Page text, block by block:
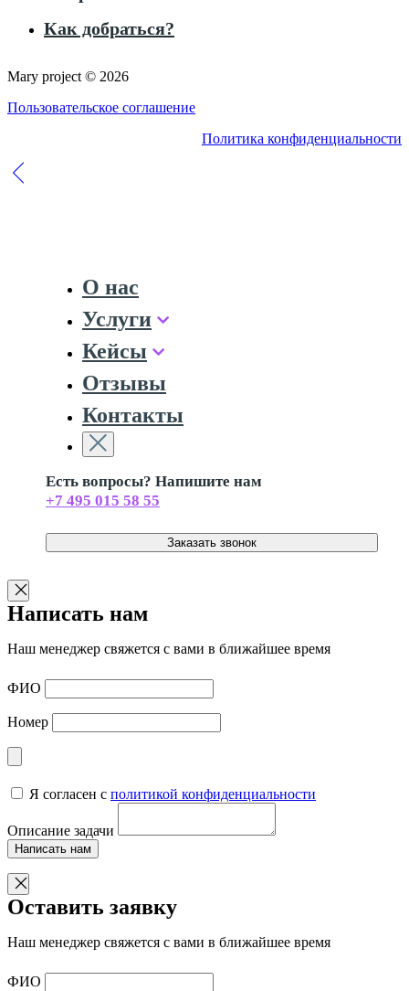
Как добраться?
Mary project © 2026
Пользовательское соглашение
Политика конфиденциальности
О нас
Услуги
Кейсы
Отзывы
Контакты
Есть вопросы? Напишите нам
+7 495 015 58 55
Заказать звонок
Написать нам
Наш менеджер свяжется с вами в ближайшее время
ФИО
Номер
Я согласен с политикой конфиденциальности
Описание задачи
Написать нам
Оставить заявку
Наш менеджер свяжется с вами в ближайшее время
ФИО